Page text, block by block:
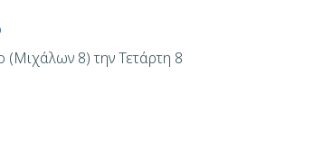
(Μιχάλων 8) την Τετάρτη 8